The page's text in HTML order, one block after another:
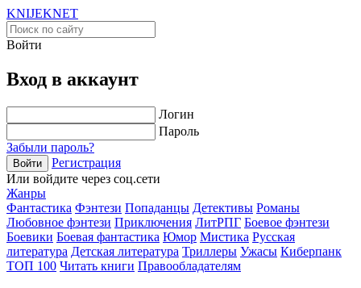
KNIJEKNET
Войти
Вход в аккаунт
Логин
Пароль
Забыли пароль?
Войти
Регистрация
Или войдите через соц.сети
Жанры
Фантастика Фэнтези Попаданцы Детективы Романы
Любовное фэнтези Приключения ЛитРПГ Боевое фэнтези
Боевики Боевая фантастика Юмор Мистика Русская
литература Детская литература Триллеры Ужасы Киберпанк
ТОП 100 Читать книги Правообладателям